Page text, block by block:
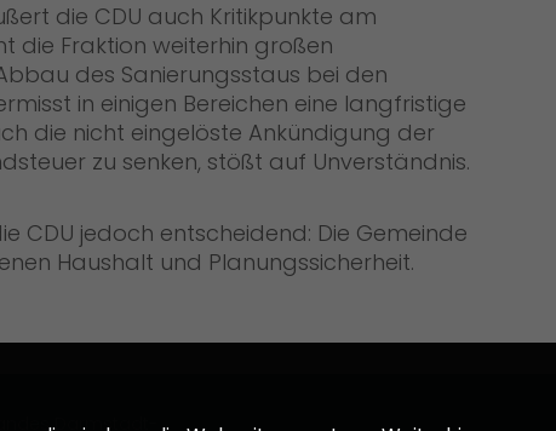
die CDU auch Kritikpunkte am
die Fraktion weiterhin großen
des Sanierungsstaus bei den
in einigen Bereichen eine langfristige
die nicht eingelöste Ankündigung der
zu senken, stößt auf Unverständnis.
CDU jedoch entscheidend: Die Gemeinde
Haushalt und Planungssicherheit.
Darmstadt-